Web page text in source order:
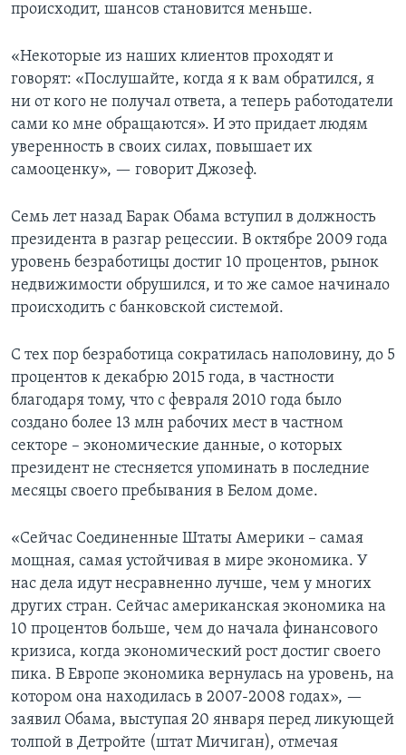
происходит, шансов становится меньше.
«Некоторые из наших клиентов проходят и
говорят: «Послушайте, когда я к вам обратился, я
ни от кого не получал ответа, а теперь работодатели
сами ко мне обращаются». И это придает людям
уверенность в своих силах, повышает их
самооценку», — говорит Джозеф.
Семь лет назад Барак Обама вступил в должность
президента в разгар рецессии. В октябре 2009 года
уровень безработицы достиг 10 процентов, рынок
недвижимости обрушился, и то же самое начинало
происходить с банковской системой.
С тех пор безработица сократилась наполовину, до 5
процентов к декабрю 2015 года, в частности
благодаря тому, что с февраля 2010 года было
создано более 13 млн рабочих мест в частном
секторе – экономические данные, о которых
президент не стесняется упоминать в последние
месяцы своего пребывания в Белом доме.
«Сейчас Соединенные Штаты Америки – самая
мощная, самая устойчивая в мире экономика. У
нас дела идут несравненно лучше, чем у многих
других стран. Сейчас американская экономика на
10 процентов больше, чем до начала финансового
кризиса, когда экономический рост достиг своего
пика. В Европе экономика вернулась на уровень, на
котором она находилась в 2007-2008 годах», —
заявил Обама, выступая 20 января перед ликующей
толпой в Детройте (штат Мичиган), отмечая